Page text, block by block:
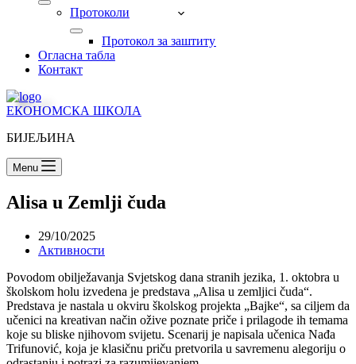
Протоколи
Прoтокол за заштиту дјеце од насиља,
Огласна табла
Контакт
ЕКОНОМСКА ШКОЛА
БИЈЕЉИНА
Menu
Alisa u Zemlji čuda
29/10/2025
Активности
Povodom obilježavanja Svjetskog dana stranih jezika, 1. oktobra u
školskom holu izvedena je predstava „Alisa u zemljici čuda“.
Predstava je nastala u okviru školskog projekta „Bajke“, sa ciljem da
učenici na kreativan način ožive poznate priče i prilagode ih temama
koje su bliske njihovom svijetu. Scenarij je napisala učenica Nađa
Trifunović, koja je klasičnu priču pretvorila u savremenu alegoriju o